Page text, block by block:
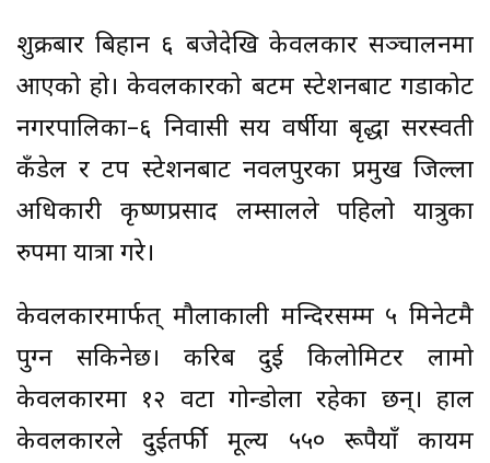
शुक्रबार बिहान ६ बजेदेखि केवलकार सञ्चालनमा
आएको हो। केवलकारको बटम स्टेशनबाट गैँडाकोट
नगरपालिका–६ निवासी सय वर्षीया बृद्धा सरस्वती
कँडेल र टप स्टेशनबाट नवलपुरका प्रमुख जिल्ला
अधिकारी कृष्णप्रसाद लम्सालले पहिलो यात्रुका
रुपमा यात्रा गरे।
केवलकारमार्फत् मौलाकाली मन्दिरसम्म ५ मिनेटमै
पुग्न सकिनेछ। करिब दुई किलोमिटर लामो
केवलकारमा १२ वटा गोन्डोला रहेका छन्। हाल
केवलकारले दुईतर्फी मूल्य ५५० रूपैयाँ कायम